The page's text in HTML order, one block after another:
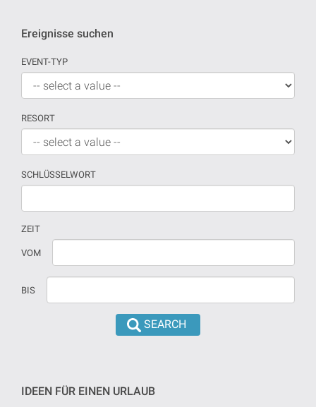
Ereignisse suchen
EVENT-TYP
RESORT
SCHLÜSSELWORT
ZEIT
Wenn
Datum
versehen
heute
Datum
dd/mm/yyyy
VOM
BIS
IDEEN FÜR EINEN URLAUB